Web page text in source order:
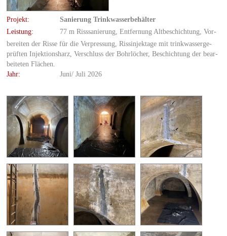
Pro­jekt:
Sa­nie­rung Trink­was­ser­be­häl­ter
Leis­tung:
77 m Riss­sa­nie­rung, Ent­fer­nung Alt­be­schich­tung, Vor­
be­rei­ten der Risse für die Ver­pres­sung, Ris­sin­jek­ta­ge mit trink­was­ser­ge­
prüf­ten In­jek­ti­ons­harz, Ver­schluss der Bohr­lö­cher, Be­schich­tung der be­ar­
bei­te­ten Flä­chen.
Jahr:
Juni/ Juli 2026